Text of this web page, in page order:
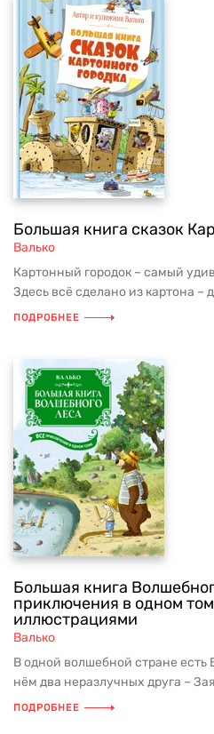
Большая книга сказок
Валько
Картонный городок – самый
Здесь всё сделано из картона
ПОДРОБНЕЕ
Большая книга
приключения в одном
иллюстрациями
Валько
В одной волшебной стране
нём два неразлучных друга –
ПОДРОБНЕЕ